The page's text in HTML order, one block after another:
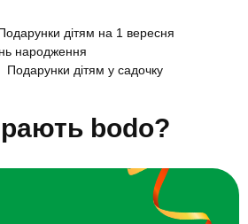
для
2000 грн
4000 грн
дітям на 1 вересня
народження
Подарунки дітям у садочку
Миколая дітям
Корисні подарунки для дітей
bodo?